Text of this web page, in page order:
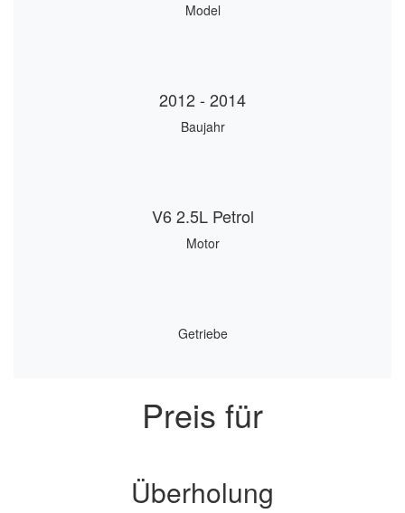
Model
2012 - 2014
Baujahr
V6 2.5L Petrol
Motor
Getriebe
Preis für
Überholung